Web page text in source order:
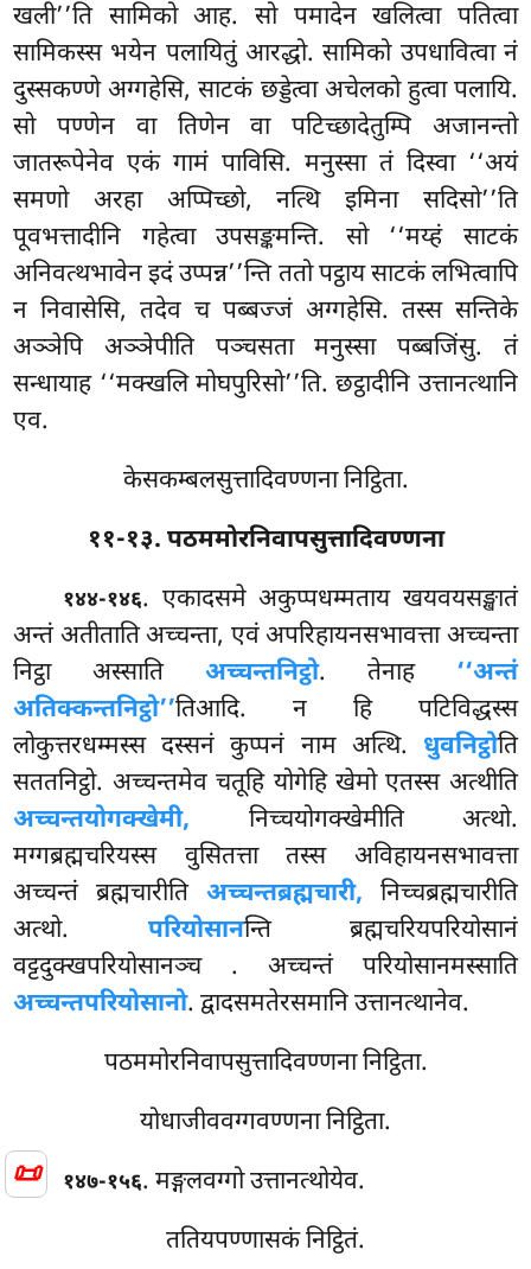
📜
खली’’ति सामिको आह. सो पमादेन खलित्वा पतित्वा
सामिकस्स भयेन पलायितुं आरद्धो. सामिको उपधावित्वा नं
दुस्सकण्णे अग्गहेसि, साटकं छड्डेत्वा अचेलको हुत्वा पलायि.
सो पण्णेन वा तिणेन वा पटिच्छादेतुम्पि अजानन्तो
जातरूपेनेव एकं गामं पाविसि. मनुस्सा तं दिस्वा ‘‘अयं
समणो अरहा अप्पिच्छो, नत्थि इमिना सदिसो’’ति
पूवभत्तादीनि गहेत्वा उपसङ्कमन्ति. सो ‘‘मय्हं साटकं
अनिवत्थभावेन इदं उप्पन्न’’न्ति ततो पट्ठाय साटकं लभित्वापि
न निवासेसि, तदेव च पब्बज्जं अग्गहेसि. तस्स सन्तिके
अञ्ञेपि अञ्ञेपीति पञ्चसता मनुस्सा पब्बजिंसु. तं
सन्धायाह ‘‘मक्खलि मोघपुरिसो’’ति. छट्ठादीनि उत्तानत्थानि
एव.
केसकम्बलसुत्तादिवण्णना निट्ठिता.
११-१३. पठममोरनिवापसुत्तादिवण्णना
१४४-१४६. एकादसमे अकुप्पधम्मताय खयवयसङ्खातं
अन्तं अतीताति अच्चन्ता, एवं अपरिहायनसभावत्ता अच्चन्ता
निट्ठा अस्साति अच्चन्तनिट्ठो. तेनाह ‘‘अन्तं
अतिक्कन्तनिट्ठो’’तिआदि. न हि पटिविद्धस्स
लोकुत्तरधम्मस्स दस्सनं कुप्पनं नाम अत्थि. धुवनिट्ठोति
सततनिट्ठो. अच्चन्तमेव चतूहि योगेहि खेमो एतस्स अत्थीति
अच्चन्तयोगक्खेमी, निच्चयोगक्खेमीति अत्थो.
मग्गब्रह्मचरियस्स वुसितत्ता तस्स अविहायनसभावत्ता
अच्चन्तं ब्रह्मचारीति अच्चन्तब्रह्मचारी, निच्चब्रह्मचारीति
अत्थो. परियोसानन्ति ब्रह्मचरियपरियोसानं
वट्टदुक्खपरियोसानञ्च . अच्चन्तं परियोसानमस्साति
अच्चन्तपरियोसानो. द्वादसमतेरसमानि उत्तानत्थानेव.
पठममोरनिवापसुत्तादिवण्णना निट्ठिता.
योधाजीववग्गवण्णना निट्ठिता.
१४७-१५६. मङ्गलवग्गोउत्तानत्थोयेव.
ततियपण्णासकं निट्ठितं.